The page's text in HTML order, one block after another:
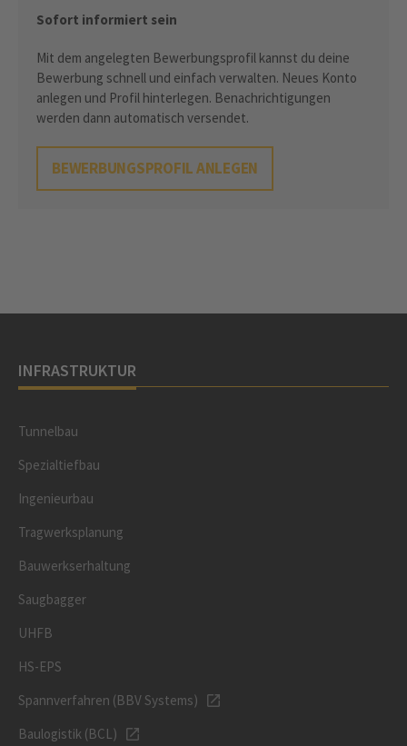
Sofort informiert sein
Mit dem angelegten Bewerbungsprofil kannst du deine
Bewerbung schnell und einfach verwalten. Neues Konto
anlegen und Profil hinterlegen. Benachrichtigungen
werden dann automatisch versendet.
BEWERBUNGSPROFIL ANLEGEN
INFRASTRUKTUR
Tunnelbau
Spezialtiefbau
Ingenieurbau
Tragwerksplanung
Bauwerkserhaltung
Saugbagger
UHFB
HS-EPS
Spannverfahren (BBV Systems)
Baulogistik (BCL)